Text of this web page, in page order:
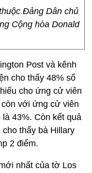
Đảng Dân chủ
Cộng hòa Donald
Post và kênh
cho thấy 48% số
cho ứng cử viên
với ứng cử viên
43%. Còn kết quả
thấy bà Hillary
2 điểm.
nhất của tờ Los